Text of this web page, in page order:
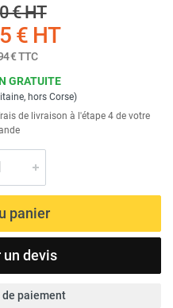
€HT
€ HT
€TTC
GRATUITE
hors Corse)
de livraison à l'étape 4 de votre
panier
un devis
paiement